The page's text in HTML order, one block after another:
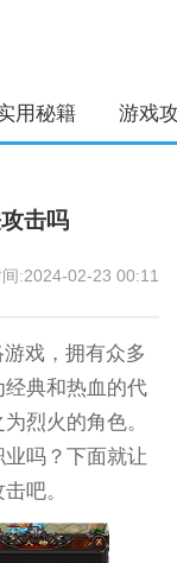
用秘籍 游戏
击吗
间:2024-02-23 00:11
戏，拥有众多
典和热血的代
烈火的角色。
吗？下面就让
吧。